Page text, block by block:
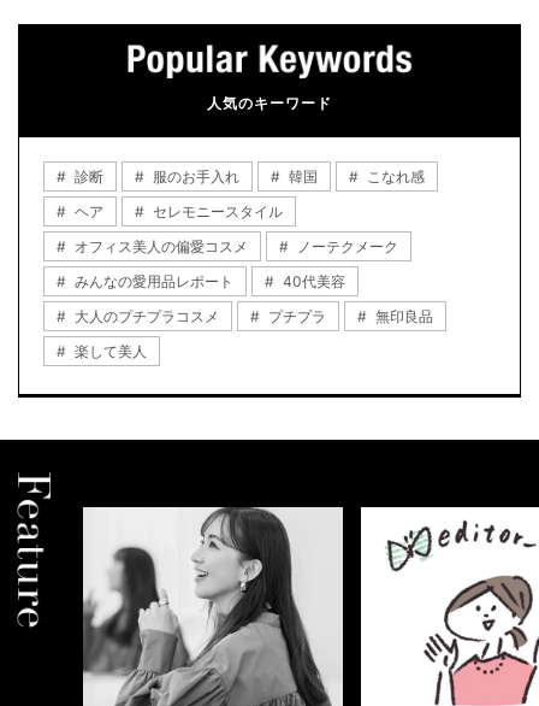
人気のキーワード
診断 服のお手入れ 韓国
こなれ感
ヘア
セレモニースタイル
オフィス美人の偏愛コスメ
ノーテクメーク
みんなの愛用品レポート
40代美容
大人のプチプラコスメ
プチプラ
無印良品
楽して美人